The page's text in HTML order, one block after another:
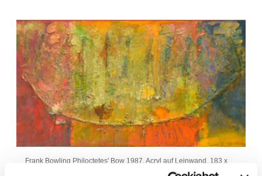
Frank Bowling Philoctetes' Bow 1987. Acryl auf Leinwand. 183 x
360 cm. Courtesy the Artist and Hales Gallery © VG Bild-Kunst,